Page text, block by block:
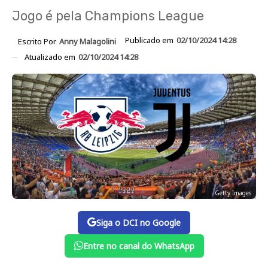
Jogo é pela Champions League
Escrito Por Anny Malagolini Publicado em 02/10/2024 14:28
Atualizado em 02/10/2024 14:28
Getty Images
Siga o DCI no Google
Entre no canal do WhatsApp